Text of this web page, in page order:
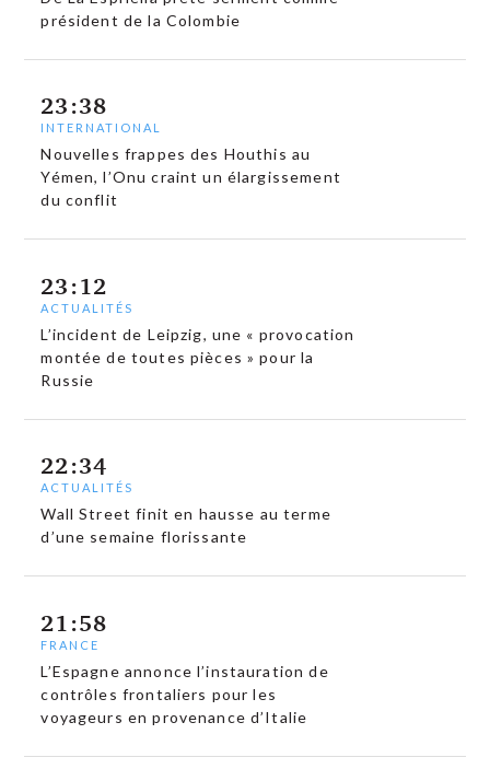
président de la Colombie
23:38
INTERNATIONAL
Nouvelles frappes des Houthis au
Yémen, l’Onu craint un élargissement
du conflit
23:12
ACTUALITÉS
L’incident de Leipzig, une « provocation
montée de toutes pièces » pour la
Russie
22:34
ACTUALITÉS
Wall Street finit en hausse au terme
d’une semaine florissante
21:58
FRANCE
L’Espagne annonce l’instauration de
contrôles frontaliers pour les
voyageurs en provenance d’Italie